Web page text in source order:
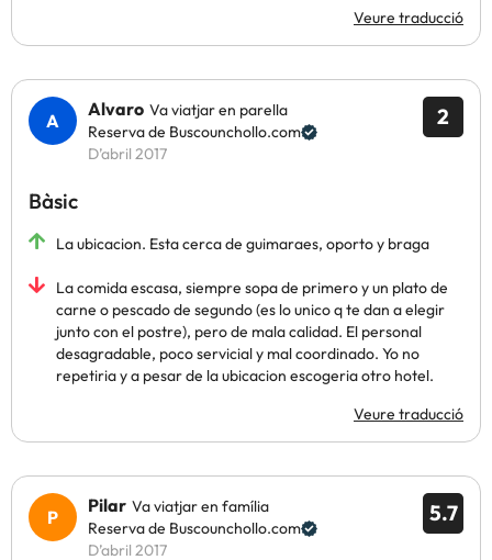
Veure traducció
2
Alvaro Va viatjar en parella
Reserva de Buscounchollo.com
D’abril 2017
Bàsic
La ubicacion. Esta cerca de guimaraes, oporto y braga
La comida escasa, siempre sopa de primero y un plato de
carne o pescado de segundo (es lo unico q te dan a elegir
junto con el postre), pero de mala calidad. El personal
desagradable, poco servicial y mal coordinado. Yo no
repetiria y a pesar de la ubicacion escogeria otro hotel.
Veure traducció
5.7
Pilar Va viatjar en família
Reserva de Buscounchollo.com
D’abril 2017